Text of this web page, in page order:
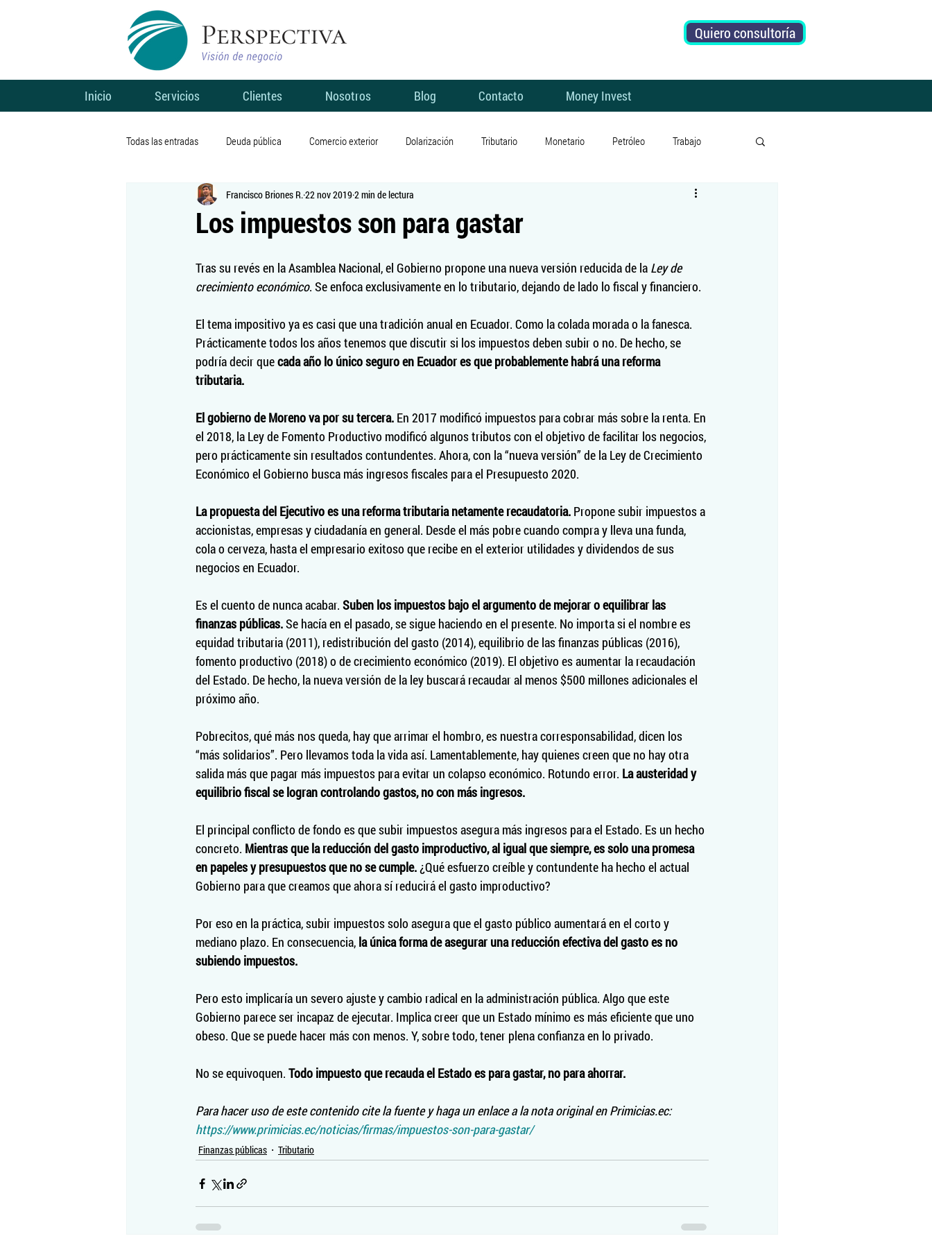
Quiero consultoría
Inicio Servicios Clientes Nosotros Blog Contacto Money Invest
Todas las entradas Deuda pública Comercio exterior Dolarización Tributario Monetario Petróleo Trabajo
Sin categoría Finanzas públicas Electoral Economía Riesgo País
Los impuestos son para gastar
Francisco Briones R.22 nov 20192 min de lectura
Tras su revés en la Asamblea Nacional, el Gobierno propone una nueva versión reducida de la Ley de
crecimiento económico. Se enfoca exclusivamente en lo tributario, dejando de lado lo fiscal y financiero.
El tema impositivo ya es casi que una tradición anual en Ecuador. Como la colada morada o la fanesca.
Prácticamente todos los años tenemos que discutir si los impuestos deben subir o no. De hecho, se
podría decir que cada año lo único seguro en Ecuador es que probablemente habrá una reforma
tributaria.
El gobierno de Moreno va por su tercera. En 2017 modificó impuestos para cobrar más sobre la renta. En
el 2018, la Ley de Fomento Productivo modificó algunos tributos con el objetivo de facilitar los negocios,
pero prácticamente sin resultados contundentes. Ahora, con la “nueva versión” de la Ley de Crecimiento
Económico el Gobierno busca más ingresos fiscales para el Presupuesto 2020.
La propuesta del Ejecutivo es una reforma tributaria netamente recaudatoria. Propone subir impuestos a
accionistas, empresas y ciudadanía en general. Desde el más pobre cuando compra y lleva una funda,
cola o cerveza, hasta el empresario exitoso que recibe en el exterior utilidades y dividendos de sus
negocios en Ecuador.
Es el cuento de nunca acabar. Suben los impuestos bajo el argumento de mejorar o equilibrar las
finanzas públicas. Se hacía en el pasado, se sigue haciendo en el presente. No importa si el nombre es
equidad tributaria (2011), redistribución del gasto (2014), equilibrio de las finanzas públicas (2016),
fomento productivo (2018) o de crecimiento económico (2019). El objetivo es aumentar la recaudación
del Estado. De hecho, la nueva versión de la ley buscará recaudar al menos $500 millones adicionales el
próximo año.
Pobrecitos, qué más nos queda, hay que arrimar el hombro, es nuestra corresponsabilidad, dicen los
“más solidarios”. Pero llevamos toda la vida así. Lamentablemente, hay quienes creen que no hay otra
salida más que pagar más impuestos para evitar un colapso económico. Rotundo error. La austeridad y
equilibrio fiscal se logran controlando gastos, no con más ingresos.
El principal conflicto de fondo es que subir impuestos asegura más ingresos para el Estado. Es un hecho
concreto. Mientras que la reducción del gasto improductivo, al igual que siempre, es solo una promesa
en papeles y presupuestos que no se cumple. ¿Qué esfuerzo creíble y contundente ha hecho el actual
Gobierno para que creamos que ahora sí reducirá el gasto improductivo?
Por eso en la práctica, subir impuestos solo asegura que el gasto público aumentará en el corto y
mediano plazo. En consecuencia, la única forma de asegurar una reducción efectiva del gasto es no
subiendo impuestos.
Pero esto implicaría un severo ajuste y cambio radical en la administración pública. Algo que este
Gobierno parece ser incapaz de ejecutar. Implica creer que un Estado mínimo es más eficiente que uno
obeso. Que se puede hacer más con menos. Y, sobre todo, tener plena confianza en lo privado.
No se equivoquen. Todo impuesto que recauda el Estado es para gastar, no para ahorrar.
Para hacer uso de este contenido cite la fuente y haga un enlace a la nota original en Primicias.ec:
https://www.primicias.ec/noticias/firmas/impuestos-son-para-gastar/
Finanzas públicas Tributario